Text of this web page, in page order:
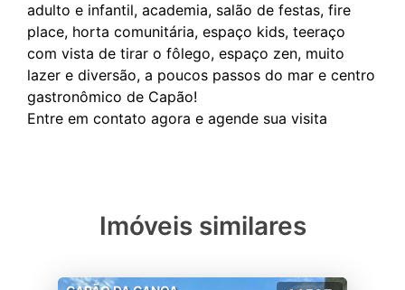
adulto e infantil, academia, salão de festas, fire
place, horta comunitária, espaço kids, teeraço
com vista de tirar o fôlego, espaço zen, muito
lazer e diversão, a poucos passos do mar e centro
gastronômico de Capão!
Imóveis similares